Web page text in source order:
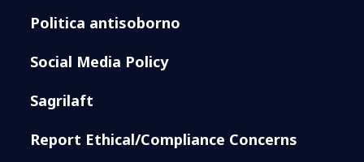
Politica antisoborno
Social Media Policy
Sagrilaft
Report Ethical/Compliance Concerns